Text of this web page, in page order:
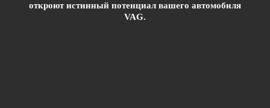
откроют истинный потенциал вашего автомобиля
VAG.